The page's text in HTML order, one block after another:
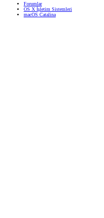
Forumlar
OS X İşletim Sistemleri
macOS Catalina